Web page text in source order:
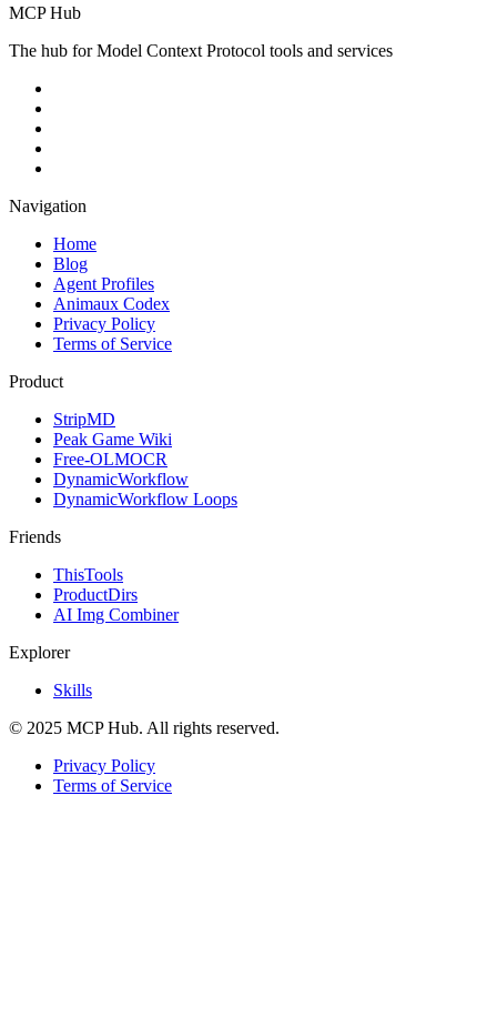
MCP Hub
The hub for Model Context Protocol tools and services
Navigation
Home
Blog
Agent Profiles
Animaux Codex
Privacy Policy
Terms of Service
Product
StripMD
Peak Game Wiki
Free-OLMOCR
DynamicWorkflow
DynamicWorkflow Loops
Friends
ThisTools
ProductDirs
AI Img Combiner
Explorer
Skills
© 2025 MCP Hub. All rights reserved.
Privacy Policy
Terms of Service